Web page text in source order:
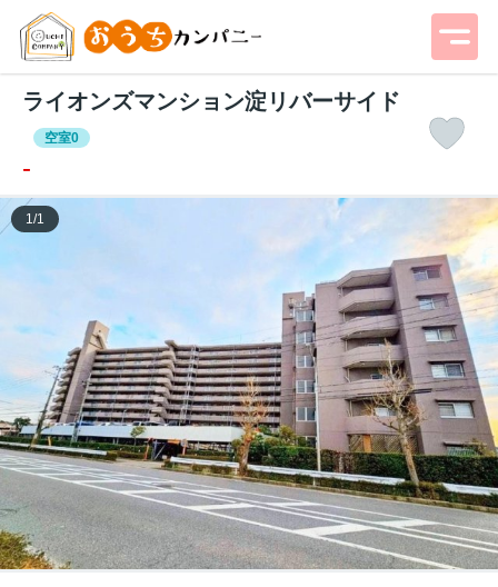
ライオンズマンション淀リバーサイド
空室0
-
1 /1